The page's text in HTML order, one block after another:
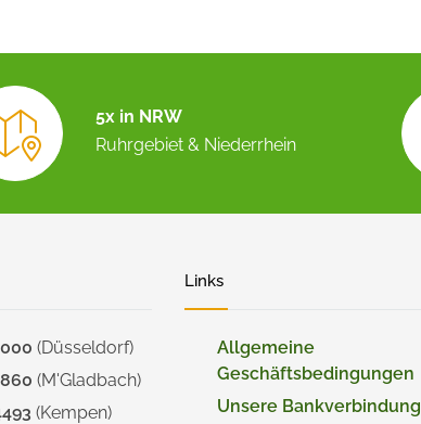
5x in NRW
Ruhrgebiet & Niederrhein
(Düsseldorf)
(M'Gladbach)
(Kempen)
Links
Allgemeine
Geschäftsbedingungen
Unsere Bankverbindung